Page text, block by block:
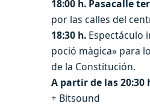
18:00 h. Pasacalle
por las calles del
18:30 h. Espectáculo
poció màgica» para
de la Constitución.
A partir de las 20:30
+ Bitsound